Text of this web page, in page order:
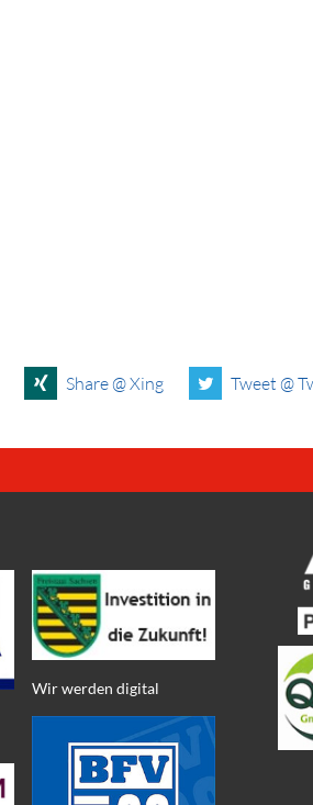
Share @ Xing Tweet @
Wir werden digital